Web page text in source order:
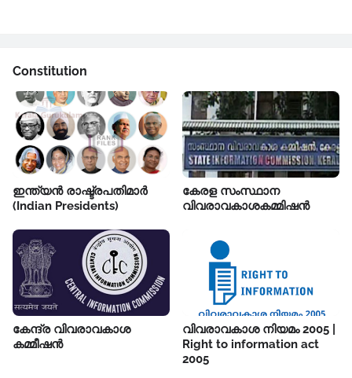
Constitution
ഇന്ത്യൻ രാഷ്ട്രപതിമാർ
(Indian Presidents)
കേരള സംസ്ഥാന
വിവരാവകാശകമ്മിഷൻ
കേന്ദ്ര വിവരാവകാശ
കമ്മീഷൻ
വിവരാവകാശ നിയമം 2005 |
Right to information act
2005